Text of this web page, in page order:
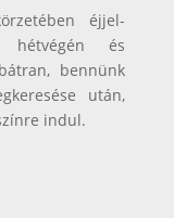
éjjel-
hétvégén és
bennünk
után,
indul.